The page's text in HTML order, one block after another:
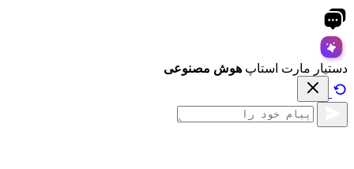
دستیار مارت استاپ هوش مصنوعی